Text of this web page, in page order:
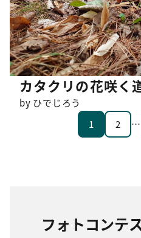
カタクリの花咲く
by ひでじろう
1
2 …
フォトコンテ